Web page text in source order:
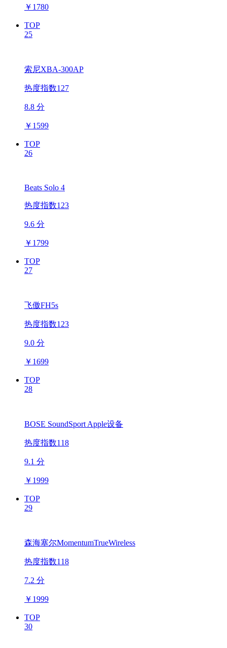
￥ 1780
TOP
25
索尼XBA-300AP
热度指数127
8.8 分
￥ 1599
TOP
26
Beats Solo 4
热度指数123
9.6 分
￥ 1799
TOP
27
飞傲FH5s
热度指数123
9.0 分
￥ 1699
TOP
28
BOSE SoundSport Apple设备
热度指数118
9.1 分
￥ 1999
TOP
29
森海塞尔MomentumTrueWireless
热度指数118
7.2 分
￥ 1999
TOP
30